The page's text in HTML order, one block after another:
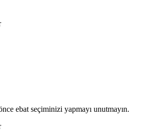
ebat seçiminizi yapmayı unutmayın.